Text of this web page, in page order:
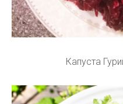
Капуста